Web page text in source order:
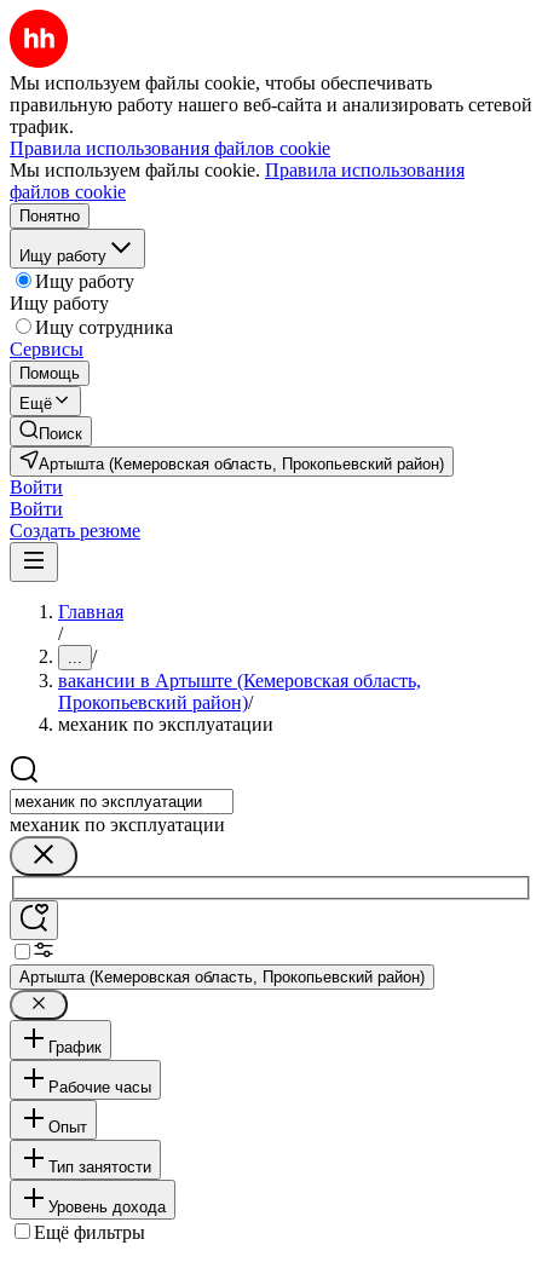
Мы используем файлы cookie, чтобы обеспечивать
правильную работу нашего веб-сайта и анализировать сетевой
трафик.
Правила использования файлов cookie
Мы используем файлы cookie. Правила использования
файлов cookie
Понятно
Ищу работу
Ищу работу
Ищу работу
Ищу сотрудника
Сервисы
Помощь
Ещё
Поиск
Артышта (Кемеровская область, Прокопьевский район)
Войти
Войти
Создать резюме
Главная
/
... /
вакансии в Артыште (Кемеровская область,
Прокопьевский район)/
механик по эксплуатации
механик по эксплуатации
Артышта (Кемеровская область, Прокопьевский район)
График
Рабочие часы
Опыт
Тип занятости
Уровень дохода
Ещё фильтры